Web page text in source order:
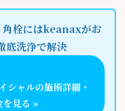
角栓にはkeanaxがお
底洗浄で解決
シャルの施術詳細 ・
を見る »